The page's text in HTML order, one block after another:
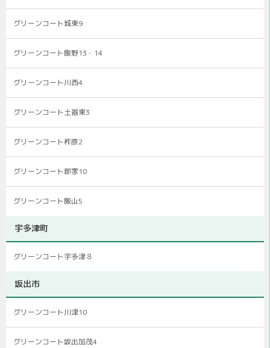
グリーンコート城東9
グリーンコート飯野13・14
グリーンコート川西4
グリーンコート土器東3
グリーンコート柞原2
グリーンコート郡家10
グリーンコート飯山5
宇多津町
グリーンコート宇多津８
坂出市
グリーンコート川津10
グリーンコート坂出加茂4